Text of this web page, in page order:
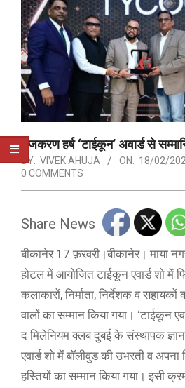
तेजकरण हर्ष ‘टाईकून’ अवार्ड से
BY: VIVEK AHUJA ON: 18/02/
0 COMMENTS
Share News
बीकानेर 17 फ़रवरी।बीकानेर। माया
होटल में आयोजित टाईकून एवार्ड शो
कलाकारों, निर्माता, निर्देशक व
वालों का सम्मान किया गया। ‘टाईकून
द मिलेनियम क्लब दुबई के संस्थापक ज्ञान
एवार्ड शो में बॉलीवुड की उभरती व अपना
हस्तियों का सम्मान किया गया। इसी